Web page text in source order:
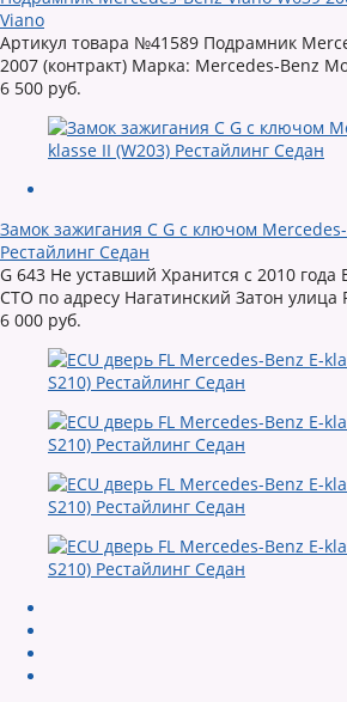
Viano
Артикул товара №41589 Подрамник
2007 (контракт) Марка: Mercedes-Benz
6 500 руб.
Замок зажигания C G с ключом
Рестайлинг Седан
G 643 Не уставший Хранится с 2010 года
СТО по адресу Нагатинский Затон улица
6 000 руб.